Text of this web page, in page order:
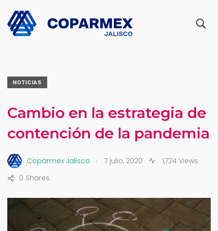
NOTICIAS
Cambio en la estrategia de
contención de la pandemia
Coparmex Jalisco . 7 julio, 2020
1,724 Views
Shares
0